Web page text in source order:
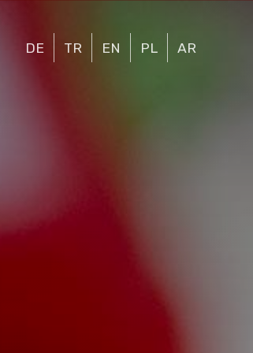
DE TR EN PL AR